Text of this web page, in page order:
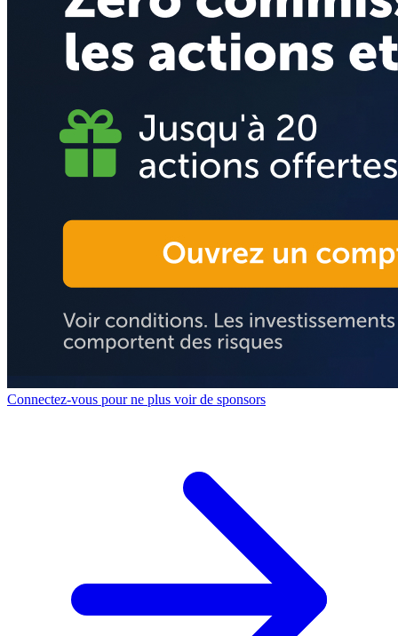
Connectez-vous pour ne plus voir de sponsors